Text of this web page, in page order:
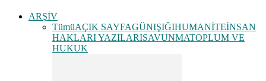
ARŞİV
TümüAÇIK SAYFAGÜNIŞIĞIHUMANİTEİNSAN
HAKLARI YAZILARISAVUNMATOPLUM VE
HUKUK